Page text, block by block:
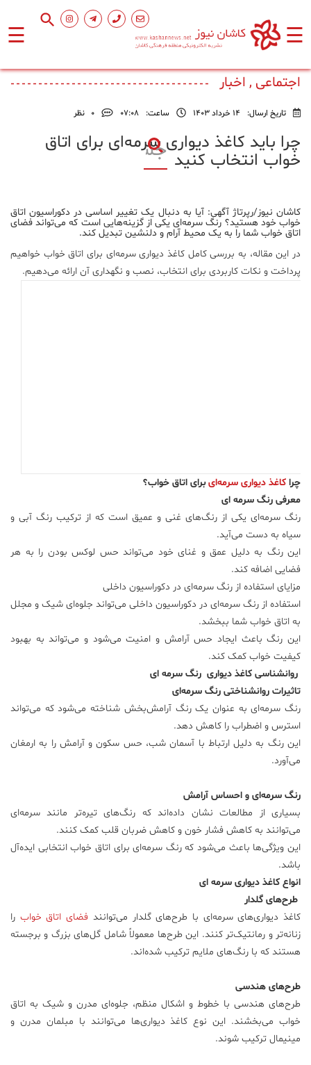
☰ ☰
اصلی
فرهنگ
ورزشی
محیط
مجله
فرهنگی
و
هنری
اجتماعی , اخبار
تاریخ ارسال: 14 خرداد 1403 ساعت: ۰۷:۰۸ 0 نظر
چرا باید کاغذ دیواری سرمه‌ای برای اتاق
خواب انتخاب کنید
کاشان نیوز/رپرتاژ آگهی: آیا به دنبال یک تغییر اساسی در دکوراسیون اتاق
خواب خود هستید؟ رنگ سرمه‌ای یکی از گزینه‌هایی است که می‌تواند فضای
اتاق خواب شما را به یک محیط آرام و دلنشین تبدیل کند.
در این مقاله، به بررسی کامل کاغذ دیواری سرمه‌ای برای اتاق خواب خواهیم
پرداخت و نکات کاربردی برای انتخاب، نصب و نگهداری آن ارائه می‌دهیم.
چرا کاغذ دیواری سرمه‌ایبرای اتاق خواب؟
معرفی رنگ سرمه ای
رنگ سرمه‌ای یکی از رنگ‌های غنی و عمیق است که از ترکیب رنگ آبی و
سیاه به دست می‌آید.
این رنگ به دلیل عمق و غنای خود می‌تواند حس لوکس بودن را به هر
فضایی اضافه کند.
مزایای استفاده از رنگ سرمه‌ای در دکوراسیون داخلی
استفاده از رنگ سرمه‌ای در دکوراسیون داخلی می‌تواند جلوه‌ای شیک و مجلل
به اتاق خواب شما ببخشد.
این رنگ باعث ایجاد حس آرامش و امنیت می‌شود و می‌تواند به بهبود
کیفیت خواب کمک کند.
روانشناسی کاغذ دیواری رنگ سرمه ای
تاثیرات روانشناختی رنگ سرمه‌ای
رنگ سرمه‌ای به عنوان یک رنگ آرامش‌بخش شناخته می‌شود که می‌تواند
استرس و اضطراب را کاهش دهد.
این رنگ به دلیل ارتباط با آسمان شب، حس سکون و آرامش را به ارمغان
می‌آورد.
رنگ سرمه‌ای و احساس آرامش
بسیاری از مطالعات نشان داده‌اند که رنگ‌های تیره‌تر مانند سرمه‌ای
می‌توانند به کاهش فشار خون و کاهش ضربان قلب کمک کنند.
این ویژگی‌ها باعث می‌شود که رنگ سرمه‌ای برای اتاق خواب انتخابی ایده‌آل
باشد.
انواع کاغذ دیواری سرمه ای
طرح‌های گلدار
کاغذ دیواری‌های سرمه‌ای با طرح‌های گلدار می‌توانند فضای اتاق خواب را
زنانه‌تر و رمانتیک‌تر کنند. این طرح‌ها معمولاً شامل گل‌های بزرگ و برجسته
هستند که با رنگ‌های ملایم ترکیب شده‌اند.
طرح‌های هندسی
طرح‌های هندسی با خطوط و اشکال منظم، جلوه‌ای مدرن و شیک به اتاق
خواب می‌بخشند. این نوع کاغذ دیواری‌ها می‌توانند با مبلمان مدرن و
مینیمال ترکیب شوند.